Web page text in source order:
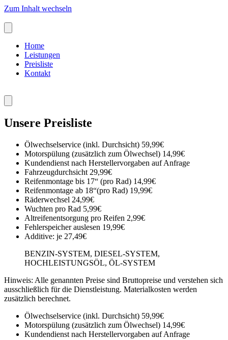
Zum Inhalt wechseln
Home
Leistungen
Preisliste
Kontakt
Unsere Preisliste
Ölwechselservice (inkl. Durchsicht) 59,99€
Motorspülung (zusätzlich zum Ölwechsel) 14,99€
Kundendienst nach Herstellervorgaben auf Anfrage
Fahrzeugdurchsicht 29,99€
Reifenmontage bis 17“ (pro Rad) 14,99€
Reifenmontage ab 18“(pro Rad) 19,99€
Räderwechsel 24,99€
Wuchten pro Rad 5,99€
Altreifenentsorgung pro Reifen 2,99€
Fehlerspeicher auslesen 19,99€
Additive: je 27,49€
BENZIN-SYSTEM, DIESEL-SYSTEM,
HOCHLEISTUNGSÖL, ÖL-SYSTEM
Hinweis: Alle genannten Preise sind Bruttopreise und verstehen sich
ausschließlich für die Dienstleistung. Materialkosten werden
zusätzlich berechnet.
Ölwechselservice (inkl. Durchsicht) 59,99€
Motorspülung (zusätzlich zum Ölwechsel) 14,99€
Kundendienst nach Herstellervorgaben auf Anfrage